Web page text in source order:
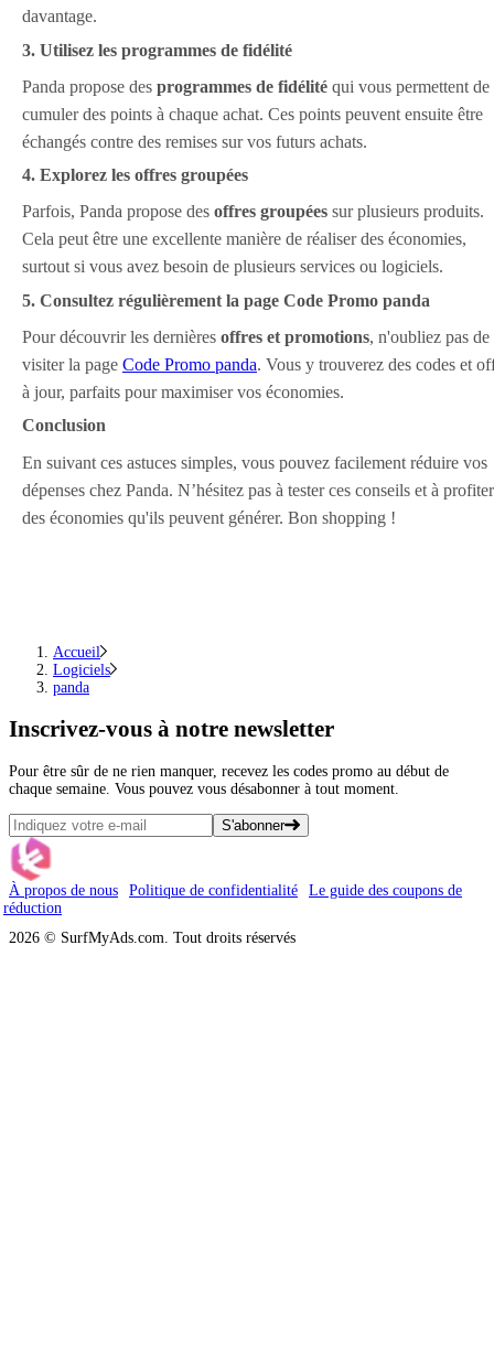
davantage.
3. Utilisez les programmes de fidélité
Panda propose des programmes de fidélité qui vous permettent de
cumuler des points à chaque achat. Ces points peuvent ensuite être
échangés contre des remises sur vos futurs achats.
4. Explorez les offres groupées
Parfois, Panda propose des offres groupées sur plusieurs produits.
Cela peut être une excellente manière de réaliser des économies,
surtout si vous avez besoin de plusieurs services ou logiciels.
5. Consultez régulièrement la page Code Promo panda
Pour découvrir les dernières offres et promotions, n'oubliez pas de
visiter la page Code Promo panda. Vous y trouverez des codes et
à jour, parfaits pour maximiser vos économies.
Conclusion
En suivant ces astuces simples, vous pouvez facilement réduire vos
dépenses chez Panda. N’hésitez pas à tester ces conseils et à profiter
des économies qu'ils peuvent générer. Bon shopping !
Accueil
Logiciels
panda
Inscrivez-vous à notre newsletter
Pour être sûr de ne rien manquer, recevez les codes promo au début de
chaque semaine. Vous pouvez vous désabonner à tout moment.
S'abonner
À propos de nous Politique de confidentialité
Le guide des coupons de
réduction
2026 © SurfMyAds.com. Tout droits réservés